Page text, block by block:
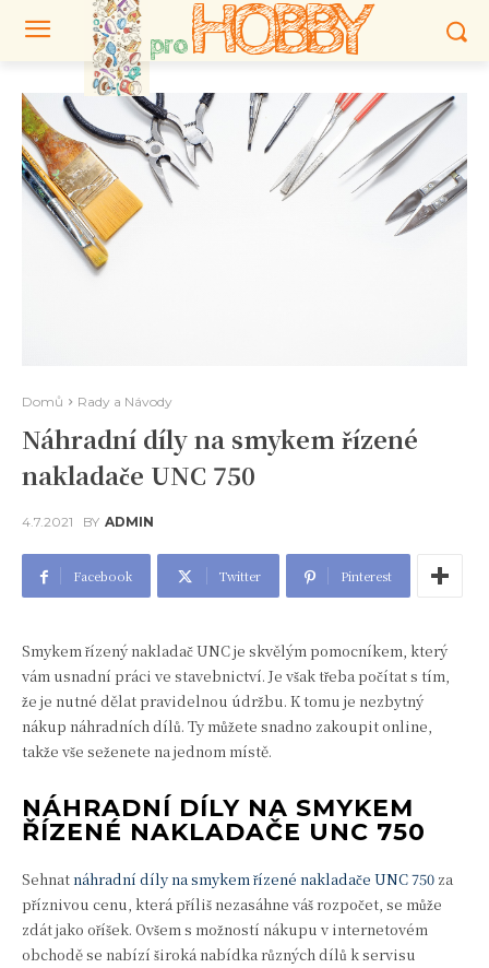
proHOBBY
Domů Rady a Návody
Náhradní díly na smykem řízené
nakladače UNC 750
4.7.2021 BY ADMIN
Facebook Twitter Pinterest
Smykem řízený nakladač UNC je skvělým pomocníkem, který
vám usnadní práci ve stavebnictví. Je však třeba počítat s tím,
že je nutné dělat pravidelnou údržbu. K tomu je nezbytný
nákup náhradních dílů. Ty můžete snadno zakoupit online,
takže vše seženete na jednom místě.
NÁHRADNÍ DÍLY NA SMYKEM
ŘÍZENÉ NAKLADAČE UNC 750
Sehnatnáhradní díly na smykem řízené nakladače UNC 750 za
příznivou cenu, která příliš nezasáhne váš rozpočet, se může
zdát jako oříšek. Ovšem s možností nákupu v internetovém
obchodě se nabízí široká nabídka různých dílů k servisu